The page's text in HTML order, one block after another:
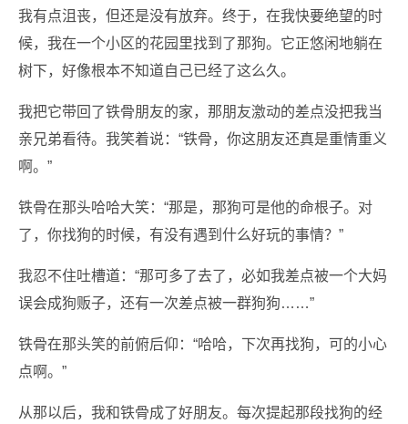
我有点沮丧，但还是没有放弃。终于，在我快要绝望的时
候，我在一个小区的花园里找到了那狗。它正悠闲地躺在
树下，好像根本不知道自己已经了这么久。
我把它带回了铁骨朋友的家，那朋友激动的差点没把我当
亲兄弟看待。我笑着说：“铁骨，你这朋友还真是重情重义
啊。”
铁骨在那头哈哈大笑：“那是，那狗可是他的命根子。对
了，你找狗的时候，有没有遇到什么好玩的事情？”
我忍不住吐槽道：“那可多了去了，必如我差点被一个大妈
误会成狗贩子，还有一次差点被一群狗狗……”
铁骨在那头笑的前俯后仰：“哈哈，下次再找狗，可的小心
点啊。”
从那以后，我和铁骨成了好朋友。每次提起那段找狗的经